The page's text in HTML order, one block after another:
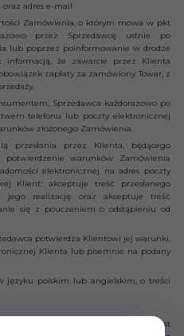
adres e-mail.
Zamówienia, o którym mowa w pkt
przez Sprzedawcę ustnie po
lub poprzez poinformowanie w drodze
informacją, że zawarcie przez Klienta
zapłaty za zamówiony Towar, z
Sprzedawca każdorazowo po
telefonu lub poczty elektronicznej
złożonego Zamówienia.
przesłania przez Klienta, będącego
warunków Zamówienia
elektronicznej na adres poczty
Klient: akceptuje treść przesłanego
realizację oraz akceptuje treść
się z pouczeniem o odstąpieniu od
potwierdza Klientowi jej warunki,
Klienta lub pisemnie na podany
języku polskim lub angielskim, o treści
do terytorium Unii Europejskiej oraz jest